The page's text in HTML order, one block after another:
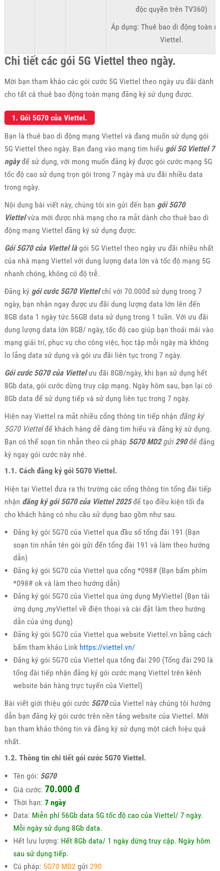
độc quyền trên TV360)
Áp dụng: Thuê bao di động toàn
Viettel.
Chi tiết các gói 5G Viettel theo ngày.
Mời bạn tham khảo các gói cước 5G Viettel theo ngày ưu đãi dành
cho tất cả thuê bao động toàn mạng đăng ký sử dụng được.
1. Gói 5G70 của Viettel.
Bạn là thuê bao di động mạng Viettel và đang muốn sử dụng gói
5G Viettel theo ngày. Bạn đang vào mạng tìm hiểu gói 5G Viettel 7
ngàyđể sử dụng, với mong muốn đăng ký được gói cước mạng 5G
tốc độ cao sử dụng trọn gói trong 7 ngày mà ưu đãi nhiều data
trong ngày.
Nội dung bài viết này, chúng tôi xin gửi đến bạn gói 5G70
Viettelvừa mới được nhà mạng cho ra mắt dành cho thuê bao di
động mạng Viettel đăng ký sử dụng được.
Gói 5G70 của Viettel làgói 5G Viettel theo ngày ưu đãi nhiều nhất
của nhà mạng Viettel với dung lượng data lớn và tốc độ mạng 5G
nhanh chóng, không có độ trễ.
Đăng ký gói cước 5G70 Viettelchỉ với 70.000đ sử dụng trong 7
ngày, bạn nhận ngay được ưu đãi dung lượng data lớn lên đến
8GB data 1 ngày tức 56GB data sử dụng trong 1 tuần. Với ưu đãi
dung lượng data lớn 8GB/ ngày, tốc độ cao giúp bạn thoải mái vào
mạng giải trí, phục vụ cho công việc, học tập mỗi ngày mà không
lo lắng data sử dụng và gói ưu đãi liên tục trong 7 ngày.
Gói cước 5G70 của Viettelưu đãi 8GB/ngày, khi bạn sử dụng hết
8Gb data, gói cước dừng truy cập mạng. Ngày hôm sau, bạn lại có
8Gb data để sử dụng tiếp và sử dụng liên tục trong 7 ngày.
Hiện nay Viettel ra mắt nhiều cổng thông tin tiếp nhận đăng ký
5G70 Viettelđể khách hàng dễ dàng tìm hiểu và đăng ký sử dụng.
Bạn có thể soạn tin nhắn theo cú pháp 5G70 MD2gửi290để đăng
ký ngay gói cước này nhé.
1.1. Cách đăng ký gói 5G70 Viettel.
Hiện tại Viettel đưa ra thị trường các cổng thông tin tổng đài tiếp
nhận đăng ký gói 5G70 của Viettel 2025để tạo điều kiện tối đa
cho khách hàng có nhu cầu sử dụng bao gồm như sau.
Đăng ký gói 5G70 của Viettel qua đầu số tổng đài 191 (Bạn
soạn tin nhắn tên gói gửi đến tổng đài 191 và làm theo hướng
dẫn)
Đăng ký gói 5G70 của Viettel qua cổng *098# (Bạn bấm phím
*098# ok và làm theo hướng dẫn)
Đăng ký gói 5G70 của Viettel qua ứng dụng MyViettel (Bạn tải
ứng dụng ,myViettel về điện thoại và cài đặt làm theo hướng
dẫn của ứng dụng)
Đăng ký gói 5G70 của Viettel qua website Viettel.vn bằng cách
bấm tham khảo Link https://viettel.vn/
Đăng ký gói 5G70 của Viettel qua tổng đài 290 (Tổng đài 290 là
tổng đài tiếp nhận đăng ký gói cước mạng Viettel trên kênh
website bán hàng trực tuyến của Viettel)
Bài viết giới thiệu gói cước 5G70của Viettel này chúng tôi hướng
dẫn bạn đăng ký gói cước trên nền tảng website của Viettel. Mời
bạn tham khảo thông tin và đăng ký sử dụng một cách hiệu quả
nhất.
1.2. Thông tin chi tiết gói cước 5G70 Viettel.
Tên gói: 5G70
Giá cước: 70.000 đ
Thời hạn: 7 ngày
Data: Miễn phí 56Gb data 5G tốc độ cao của Viettel/ 7 ngày.
Mỗi ngày sử dụng 8Gb data.
Hết lưu lượng: Hết 8Gb data/ 1 ngày dừng truy cập. Ngày hôm
sau sử dụng tiếp.
Cú pháp: 5G70 MD2gửi 290